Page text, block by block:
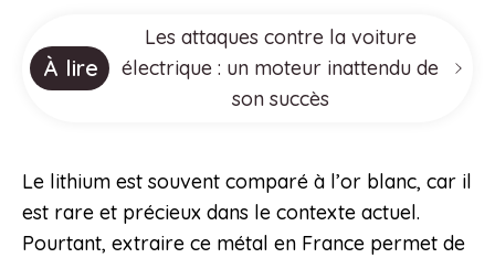
À lire
Les attaques contre la voiture
électrique : un moteur inattendu de
son succès
Le lithium est souvent comparé à l’or blanc, car il
est rare et précieux dans le contexte actuel.
Pourtant, extraire ce métal en France permet de